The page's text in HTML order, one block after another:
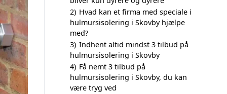
2) Hvad kan et firma med speciale i
hulmursisolering i Skovby hjælpe
med?
3) Indhent altid mindst 3 tilbud på
hulmursisolering i Skovby
4) Få nemt 3 tilbud på
hulmursisolering i Skovby, du kan
være tryg ved